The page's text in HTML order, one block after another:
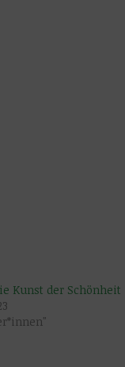
Kunst der Schönheit